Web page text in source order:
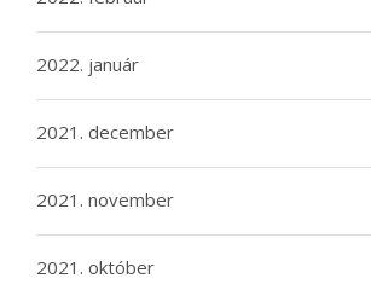
2022. január
2021. december
2021. november
2021. október